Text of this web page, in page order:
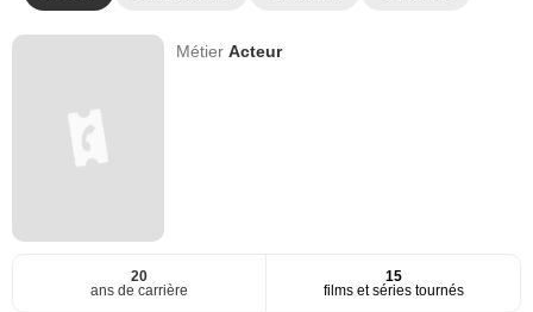
MétierActeur
20
ans de carrière
15
films et séries tournés